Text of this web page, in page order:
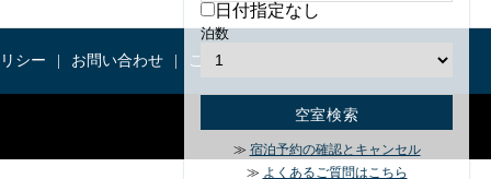
日付指定なし
泊数
宿泊予約の確認とキャンセル
よくあるご質問はこちら
シー お問い合わせ ご予約